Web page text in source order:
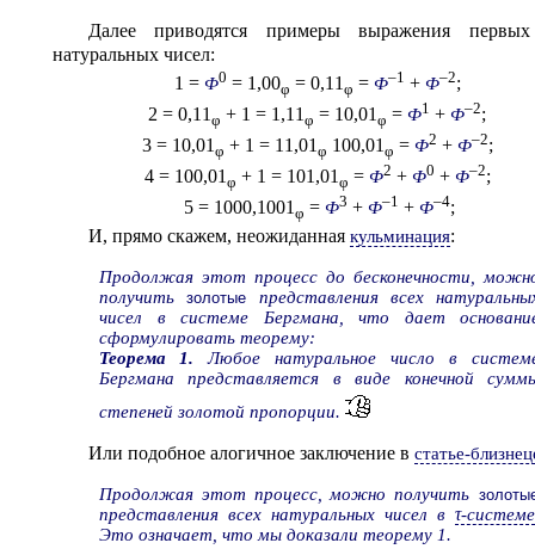
Далее приводятся примеры выражения
натуральных чисел:
1 = Ф0 = 1,00φ = 0,11 φ = Ф–1 + Ф–2;
2 = 0,11 φ + 1 = 1,11 φ = 10,01 φ = Ф1 + Ф–2;
3 = 10,01 φ + 1 = 11,01 φ 100,01 φ = Ф2 + Ф–2;
4 = 100,01 φ + 1 = 101,01 φ = Ф2 + Ф0 + Ф–2;
5 = 1000,1001 φ = Ф3 + Ф–1 + Ф–4;
И, прямо скажем, неожиданная кульминация:
Продолжая этот процесс до бесконечности,
получить золотые представления всех
чисел в системе Бергмана, что дает
сформулировать теорему:
Теорема 1. Любое натуральное число в
Бергмана представляется в виде конечной
степеней золотой пропорции.
Или подобное алогичное заключение в статье-
Продолжая этот процесс, можно получить
представления всех натуральных чисел в τ-системе
Это означает, что мы доказали теорему 1.